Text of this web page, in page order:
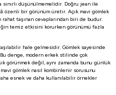
sınırlı düşünülmemelidir. Doğru jean ile
özenli bir görünüm üretir. Açık mavi gömlek
taşınan cevaplarından biri de budur.
temiz etkisini korurken görünümü fazla
hale gelmesidir. Gömlek sayesinde
denge, modern erkek stilinde çok
görünmek değil, aynı zamanda bunu günlük
gömlek nasıl kombinlenir sorusunu
esnek ve daha kullanılabilir örnekler